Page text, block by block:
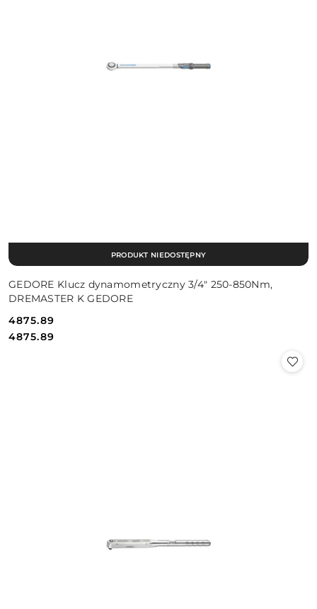
GEDORE Klucz dynamometryczny 3/4" 250-850Nm,
DREMASTER K GEDORE
Cena:
4875.89
Cena:
4875.89
PRODUKT NIEDOSTĘPNY